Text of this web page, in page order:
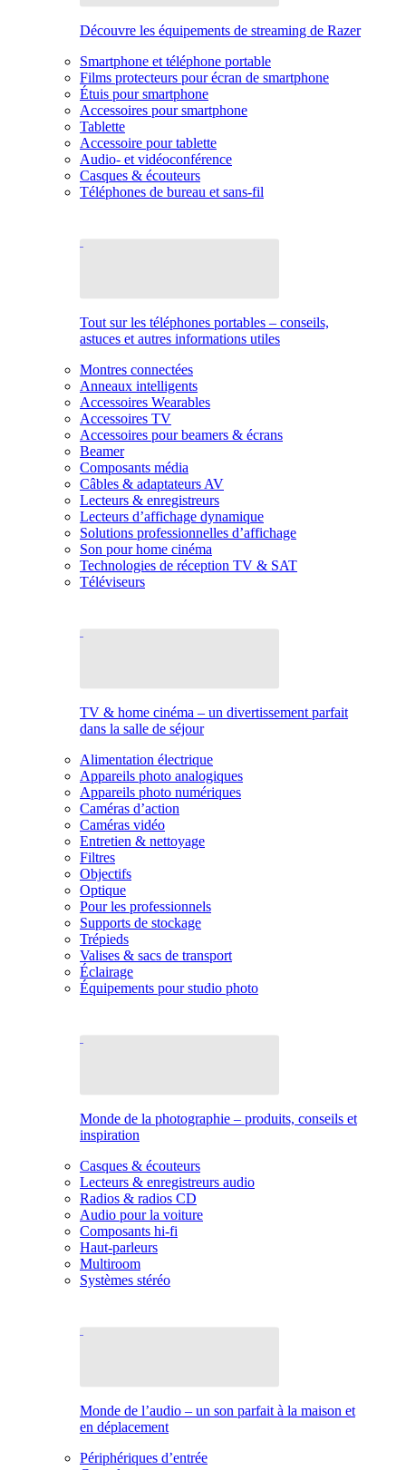
Découvre les équipements de streaming de Razer
Smartphone et téléphone portable
Films protecteurs pour écran de smartphone
Étuis pour smartphone
Accessoires pour smartphone
Tablette
Accessoire pour tablette
Audio- et vidéoconférence
Casques & écouteurs
Téléphones de bureau et sans-fil
Tout sur les téléphones portables – conseils,
astuces et autres informations utiles
Montres connectées
Anneaux intelligents
Accessoires Wearables
Accessoires TV
Accessoires pour beamers & écrans
Beamer
Composants média
Câbles & adaptateurs AV
Lecteurs & enregistreurs
Lecteurs d’affichage dynamique
Solutions professionnelles d’affichage
Son pour home cinéma
Technologies de réception TV & SAT
Téléviseurs
TV & home cinéma – un divertissement parfait
dans la salle de séjour
Alimentation électrique
Appareils photo analogiques
Appareils photo numériques
Caméras d’action
Caméras vidéo
Entretien & nettoyage
Filtres
Objectifs
Optique
Pour les professionnels
Supports de stockage
Trépieds
Valises & sacs de transport
Éclairage
Équipements pour studio photo
Monde de la photographie – produits, conseils et
inspiration
Casques & écouteurs
Lecteurs & enregistreurs audio
Radios & radios CD
Audio pour la voiture
Composants hi-fi
Haut-parleurs
Multiroom
Systèmes stéréo
Monde de l’audio – un son parfait à la maison et
en déplacement
Périphériques d’entrée